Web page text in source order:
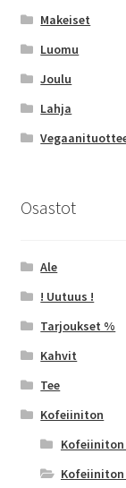
Makeiset
Luomu
Joulu
Lahja
Osastot
Ale
! Uutuus !
Tarjoukset %
Kahvit
Tee
Kofeiiniton
Kofeiiniton
Kofeiiniton